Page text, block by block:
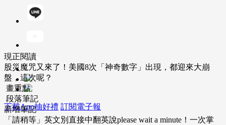
下載App抽好禮 訂閱電子報
現正閱讀
股災魔咒又來了！美國8次「神奇數字」出現，都迎來大崩
盤，這次呢？
畫重點
段落筆記
新增筆記
「請稍等」英文別直接中翻英說please wait a minute！一次掌